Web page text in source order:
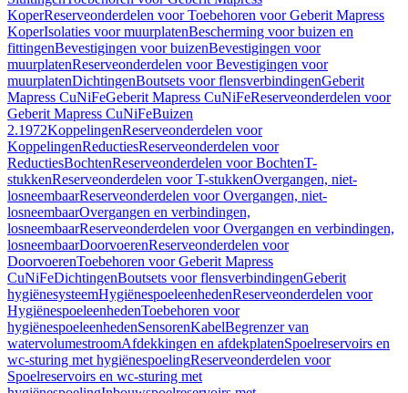
KoperReserveonderdelen voor Toebehoren voor Geberit Mapress
KoperIsolaties voor muurplatenBescherming voor buizen en
fittingenBevestigingen voor buizenBevestigingen voor
muurplatenReserveonderdelen voor Bevestigingen voor
muurplatenDichtingenBoutsets voor flensverbindingenGeberit
Mapress CuNiFeGeberit Mapress CuNiFeReserveonderdelen voor
Geberit Mapress CuNiFeBuizen
2.1972KoppelingenReserveonderdelen voor
KoppelingenReductiesReserveonderdelen voor
ReductiesBochtenReserveonderdelen voor BochtenT-
stukkenReserveonderdelen voor T-stukkenOvergangen, niet-
losneembaarReserveonderdelen voor Overgangen, niet-
losneembaarOvergangen en verbindingen,
losneembaarReserveonderdelen voor Overgangen en verbindingen,
losneembaarDoorvoerenReserveonderdelen voor
DoorvoerenToebehoren voor Geberit Mapress
CuNiFeDichtingenBoutsets voor flensverbindingenGeberit
hygiënesysteemHygiënespoeleenhedenReserveonderdelen voor
HygiënespoeleenhedenToebehoren voor
hygiënespoeleenhedenSensorenKabelBegrenzer van
watervolumestroomAfdekkingen en afdekplatenSpoelreservoirs en
wc-sturing met hygiënespoelingReserveonderdelen voor
Spoelreservoirs en wc-sturing met